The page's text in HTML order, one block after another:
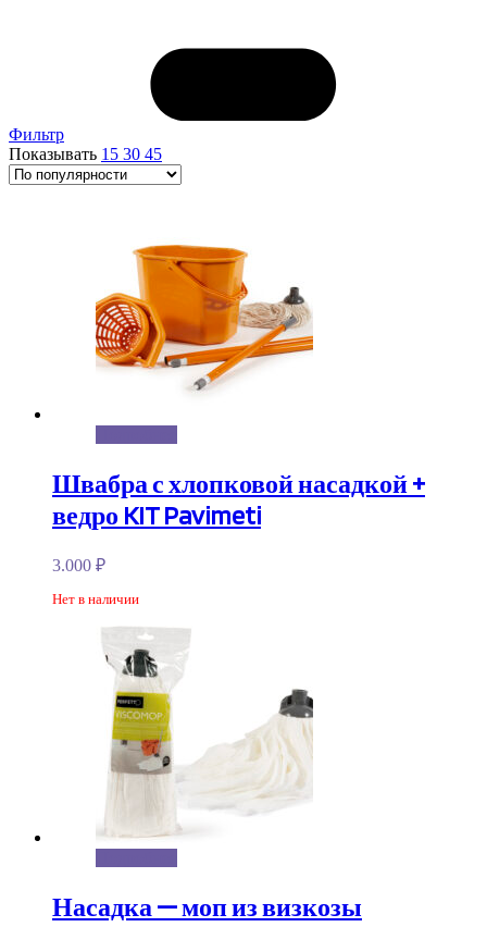
Фильтр
Показывать 15 30 45
Швабра с хлопковой насадкой +
ведро KIT Pavimeti
3.000 ₽
Нет в наличии
Насадка — моп из визкозы